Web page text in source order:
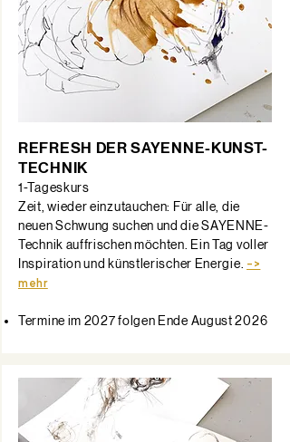
REFRESH DER SAYENNE-KUNST-
TECHNIK
1-Tageskurs
Zeit, wieder einzutauchen: Für alle, die
neuen Schwung suchen und die SAYENNE-
Technik auffrischen möchten. Ein Tag voller
Inspiration und künstlerischer Energie. ->
mehr
Termine im 2027 folgen Ende August 2026